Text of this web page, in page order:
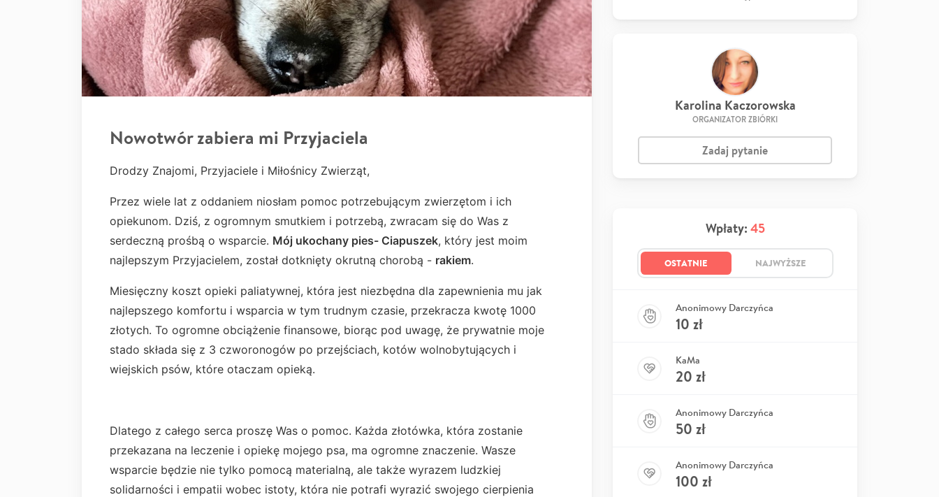
Nowotwór zabiera mi Przyjaciela
Drodzy Znajomi, Przyjaciele i Miłośnicy Zwierząt,
Przez wiele lat z oddaniem niosłam pomoc potrzebującym zwierzętom i ich
opiekunom. Dziś, z ogromnym smutkiem i potrzebą, zwracam się do Was z
serdeczną prośbą o wsparcie. Mój ukochany pies- Ciapuszek, który jest moim
najlepszym Przyjacielem, został dotknięty okrutną chorobą - rakiem.
Miesięczny koszt opieki paliatywnej, która jest niezbędna dla zapewnienia mu jak
najlepszego komfortu i wsparcia w tym trudnym czasie, przekracza kwotę 1000
złotych. To ogromne obciążenie finansowe, biorąc pod uwagę, że prywatnie moje
stado składa się z 3 czworonogów po przejściach, kotów wolnobytujących i
wiejskich psów, które otaczam opieką.
Dlatego z całego serca proszę Was o pomoc. Każda złotówka, która zostanie
przekazana na leczenie i opiekę mojego psa, ma ogromne znaczenie. Wasze
wsparcie będzie nie tylko pomocą materialną, ale także wyrazem ludzkiej
solidarności i empatii wobec istoty, która nie potrafi wyrazić swojego cierpienia
Karolina Kaczorowska
ORGANIZATOR ZBIÓRKI
Zadaj pytanie
Wpłaty: 45
OSTATNIE NAJWYŻSZE
Anonimowy Darczyńca
10 zł
KaMa
20 zł
Anonimowy Darczyńca
50 zł
Anonimowy Darczyńca
100 zł